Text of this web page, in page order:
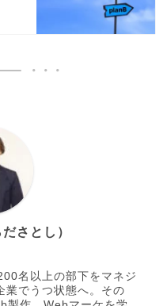
さとし）
名以上の部下をマネジ
業でうつ状態へ。その